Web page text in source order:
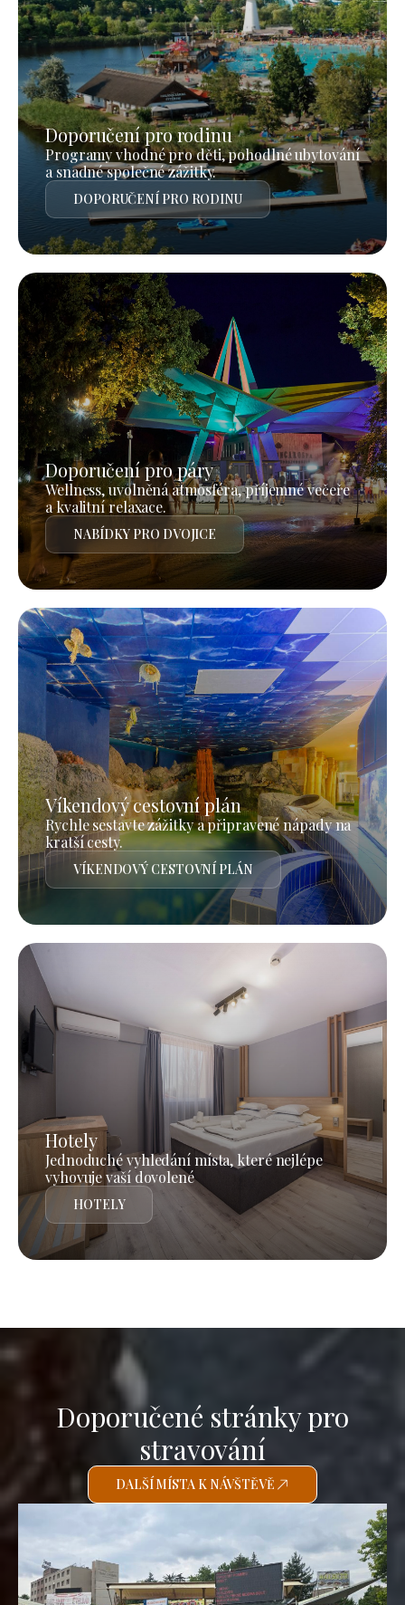
Doporučení pro rodinu
Programy vhodné pro děti, pohodlné ubytování
a snadné společné zážitky.
DOPORUČENÍ PRO RODINU
Doporučení pro páry
Wellness, uvolněná atmosféra, příjemné večeře
a kvalitní relaxace.
NABÍDKY PRO DVOJICE
Víkendový cestovní plán
Rychle sestavte zážitky a připravené nápady na
kratší cesty.
VÍKENDOVÝ CESTOVNÍ PLÁN
Hotely
Jednoduché vyhledání místa, které nejlépe
vyhovuje vaší dovolené
HOTELY
Doporučené stránky pro
stravování
DALŠÍ MÍSTA K NÁVŠTĚVĚ